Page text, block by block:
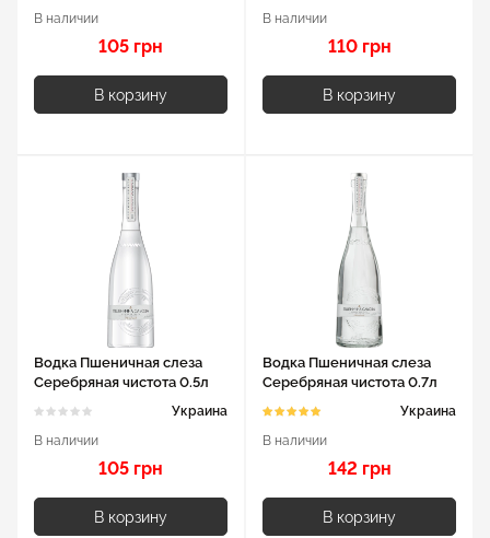
В наличии
105 грн
В корзину
В наличии
110 грн
В корзину
Водка Пшеничная слеза
Серебряная чистота 0.5л
Украина
В наличии
105 грн
В корзину
Водка Пшеничная слеза
Серебряная чистота 0.7л
40%
Украина
В наличии
142 грн
В корзину